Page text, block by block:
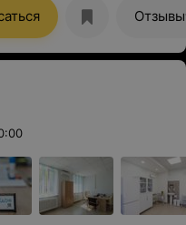
у нее. Много
овечке?
Отзывы